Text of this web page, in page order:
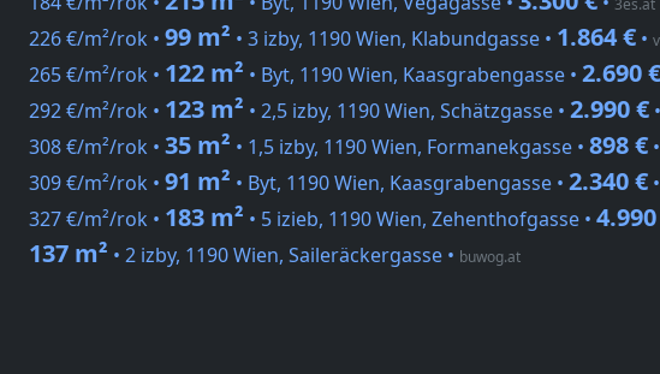
3es.at
226 €/m²/rok • 99 m² • 3 izby, 1190 Wien, Klabundgasse • 1.864 € •
265 €/m²/rok • 122 m² • Byt, 1190 Wien, Kaasgrabengasse • 2.690 €
292 €/m²/rok • 123 m² • 2,5 izby, 1190 Wien, Schätzgasse • 2.990 € •
308 €/m²/rok • 35 m² • 1,5 izby, 1190 Wien, Formanekgasse • 898 € •
309 €/m²/rok • 91 m² • Byt, 1190 Wien, Kaasgrabengasse • 2.340 € •
327 €/m²/rok • 183 m² • 5 izieb, 1190 Wien, Zehenthofgasse •
137 m² • 2 izby, 1190 Wien, Saileräckergasse • buwog.at